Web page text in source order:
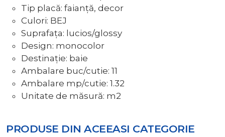
Tip placă: faianță, decor
Culori: BEJ
Suprafața: lucios/glossy
Design: monocolor
Destinație: baie
Ambalare buc/cutie: 11
Ambalare mp/cutie: 1.32
Unitate de măsură: m2
PRODUSE DIN ACEEASI CATEGORIE